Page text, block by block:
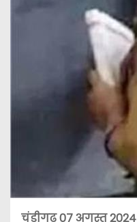
चंडीगढ़ 07 अगस्त 2024